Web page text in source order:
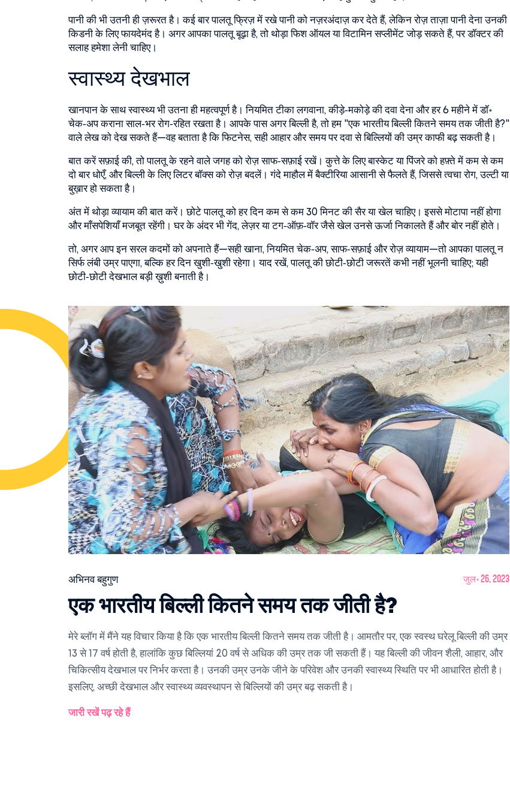
पानी की भी उतनी ही ज़रूरत है। कई बार पालतू फ्रिज़ में रखे पानी को नज़रअंदाज़ कर देते हैं, लेकिन रोज़ ताज़ा पानी देना उनकी
किडनी के लिए फायदेमंद है। अगर आपका पालतू बूढ़ा है, तो थोड़ा फिश ऑयल या विटामिन सप्लीमेंट जोड़ सकते हैं, पर डॉक्टर की
सलाह हमेशा लेनी चाहिए।
स्वास्थ्य देखभाल
खानपान के साथ स्वास्थ्य भी उतना ही महत्वपूर्ण है। नियमित टीका लगवाना, कीड़े‑मकोड़े की दवा देना और हर 6 महीने में डॉ॰
चेक‑अप कराना साल‑भर रोग‑रहित रखता है। आपके पास अगर बिल्ली है, तो हम "एक भारतीय बिल्ली कितने समय तक जीती है?"
वाले लेख को देख सकते हैं—वह बताता है कि फिटनेस, सही आहार और समय पर दवा से बिल्लियों की उम्र काफी बढ़ सकती है।
बात करें सफ़ाई की, तो पालतू के रहने वाले जगह को रोज़ साफ‑सफ़ाई रखें। कुत्ते के लिए बास्केट या पिंजरे को हफ़्ते में कम से कम
दो बार धोएँ, और बिल्ली के लिए लिटर बॉक्स को रोज़ बदलें। गंदे माहौल में बैक्टीरिया आसानी से फैलते हैं, जिससे त्वचा रोग, उल्टी या
बुख़ार हो सकता है।
अंत में थोड़ा व्यायाम की बात करें। छोटे पालतू को हर दिन कम से कम 30 मिनट की सैर या खेल चाहिए। इससे मोटापा नहीं होगा
और माँसपेशियाँ मजबूत रहेंगी। घर के अंदर भी गेंद, लेज़र या टग‑ऑफ़‑वॉर जैसे खेल उनसे ऊर्जा निकालते हैं और बोर नहीं होते।
तो, अगर आप इन सरल कदमों को अपनाते हैं—सही खाना, नियमित चेक‑अप, साफ‑सफ़ाई और रोज़ व्यायाम—तो आपका पालतू न
सिर्फ लंबी उम्र पाएगा, बल्कि हर दिन खुशी‑खुशी रहेगा। याद रखें, पालतू की छोटी‑छोटी जरूरतें कभी नहीं भूलनी चाहिए; यही
छोटी‑छोटी देखभाल बड़ी ख़ुशी बनाती है।
अभिनव बहुगुण जुल॰ 26, 2023
एक भारतीय बिल्ली कितने समय तक जीती है?
मेरे ब्लॉग में मैंने यह विचार किया है कि एक भारतीय बिल्ली कितने समय तक जीती है। आमतौर पर, एक स्वस्थ घरेलू बिल्ली की उम्र
13 से 17 वर्ष होती है, हालांकि कुछ बिल्लियां 20 वर्ष से अधिक की उम्र तक जी सकती हैं। यह बिल्ली की जीवन शैली, आहार, और
चिकित्सीय देखभाल पर निर्भर करता है। उनकी उम्र उनके जीने के परिवेश और उनकी स्वास्थ्य स्थिति पर भी आधारित होती है।
इसलिए, अच्छी देखभाल और स्वास्थ्य व्यवस्थापन से बिल्लियों की उम्र बढ़ सकती है।
जारी रखें पढ़ रहे हैं